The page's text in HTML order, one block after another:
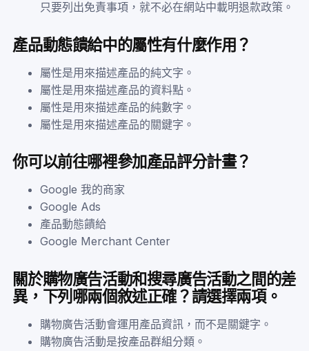
只要列出免責事項，就不必在網站中載明退款政策。
產品動態饋給中的屬性有什麼作用？
屬性是用來描述產品的純文字。
屬性是用來描述產品的資料點。
屬性是用來描述產品的純數字。
屬性是用來描述產品的關鍵字。
你可以前往哪裡參加產品評分計畫？
Google 我的商家
Google Ads
產品動態饋給
Google Merchant Center
關於購物廣告活動和搜尋廣告活動之間的差
異，下列哪兩個敘述正確？請選擇兩項。
購物廣告活動會運用產品資訊，而不是關鍵字。
購物廣告活動是按產品群組分類。